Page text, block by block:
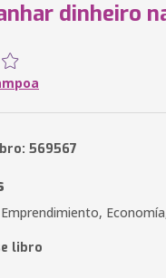
dinheiro
569567
libro